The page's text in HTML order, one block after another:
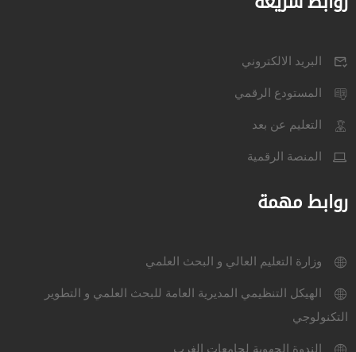
البريد الالكتروني
المستودع الرقمي
التعليم عن بعد
المنصة الرقمية
روابط مهمة
وزارة التعليم العالي و البحث العلمي
الهيكل التنظيمي المديرية العامة للبحث العلمي و التطوير
التكنولوجي
الندوة الجهوية لجامعات الغرب